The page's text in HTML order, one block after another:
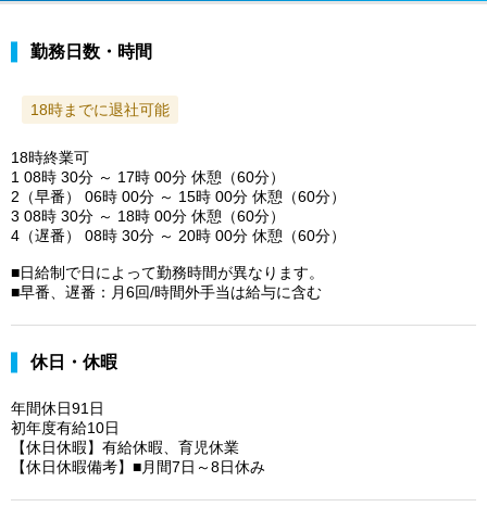
勤務日数・時間
18時までに退社可能
18時終業可
1 08時 30分 ～ 17時 00分 休憩（60分）
2（早番） 06時 00分 ～ 15時 00分 休憩（60分）
3 08時 30分 ～ 18時 00分 休憩（60分）
4（遅番） 08時 30分 ～ 20時 00分 休憩（60分）
■日給制で日によって勤務時間が異なります。
■早番、遅番：月6回/時間外手当は給与に含む
休日・休暇
年間休日91日
初年度有給10日
【休日休暇】有給休暇、育児休業
【休日休暇備考】■月間7日～8日休み